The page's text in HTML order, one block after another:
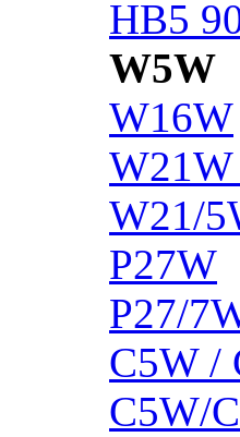
HB5
W5W
W16W
W21/
P27W
P27/
C5W /
C5W/